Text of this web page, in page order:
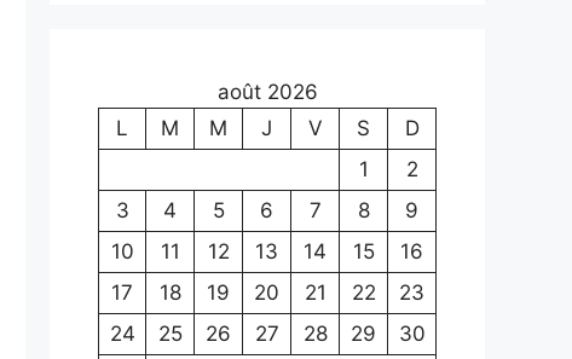
août 2026
L
M M J V S
D
1
2
3
4 5 6 7 8
9
10
11 12 13 14 15
16
17
18 19 20 21 22
23
24
25 26 27 28 29
30